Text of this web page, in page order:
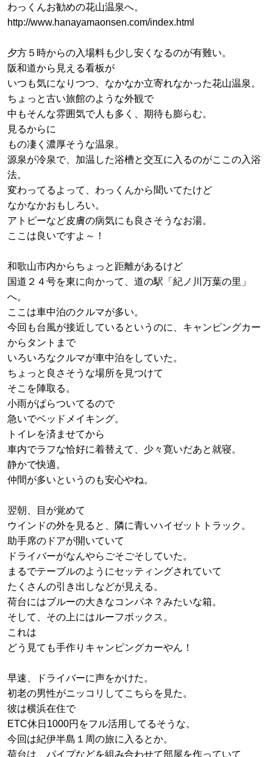
わっくんお勧めの花山温泉へ。
http://www.hanayamaonsen.com/index.html
夕方５時からの入場料も少し安くなるのが有難い。
阪和道から見える看板が
いつも気になりつつ、なかなか立寄れなかった花山温泉。
ちょっと古い旅館のような外観で
中もそんな雰囲気で人も多く、期待も膨らむ。
見るからに
もの凄く濃厚そうな温泉。
源泉が冷泉で、加温した浴槽と交互に入るのがここの入浴
法。
変わってるよって、わっくんから聞いてたけど
なかなかおもしろい。
アトピーなど皮膚の病気にも良さそうなお湯。
ここは良いですよ～！
和歌山市内からちょっと距離があるけど
国道２４号を東に向かって、道の駅「紀ノ川万葉の里」
へ。
ここは車中泊のクルマが多い。
今回も台風が接近しているというのに、キャンピングカー
からタントまで
いろいろなクルマが車中泊をしていた。
ちょっと良さそうな場所を見つけて
そこを陣取る。
小雨がぱらついてるので
急いでベッドメイキング。
トイレを済ませてから
車内でラフな恰好に着替えて、少々寛いだあと就寝。
静かで快適。
仲間が多いというのも安心やね。
翌朝、目が覚めて
ウインドの外を見ると、隣に青いハイゼットトラック。
助手席のドアが開いていて
ドライバーがなんやらごそごそしていた。
まるでテーブルのようにセッティングされていて
たくさんの引き出しなどが見える。
荷台にはブルーの大きなコンパネ？みたいな箱。
そして、その上にはルーフボックス。
これは
どう見ても手作りキャンピングカーやん！
早速、ドライバーに声をかけた。
初老の男性がニッコリしてこちらを見た。
彼は横浜在住で
ETC休日1000円をフル活用してるそうな。
今回は紀伊半島１周の旅に入るとか。
荷台は、パイプなどを組み合わせて部屋を作っていて